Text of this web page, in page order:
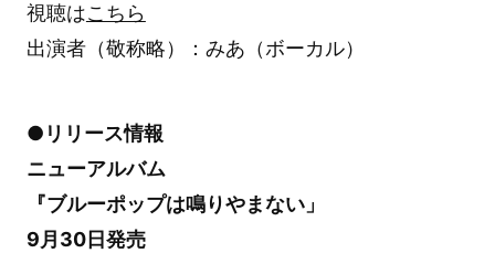
視聴はこちら
出演者（敬称略）：みあ（ボーカル）
●リリース情報
ニューアルバム
『ブルーポップは鳴りやまない」
9月30日発売